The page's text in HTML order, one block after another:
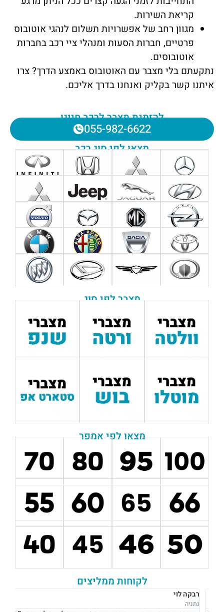
להזמנת מצבר לרכב חייגו
055-982-6622
מצאו לפי סוג רכב
מצבר לפי סוג
מצאו לפי אמפר
לקוחות ממליצים
רבקה לוי
נתניה
קריאת השירות.
מגוון רחב של אפשרויות תשלום לנהגי אוטובוס
פרטיים, חברות הסעות ומנהלי ציי רכב בחברות
אוטובוסים.
נתקעתם בלי מצבר עם האוטובוס באמצע הדרך? צרו
איתנו קשר בקליק ואנחנו בדרך אליכם.